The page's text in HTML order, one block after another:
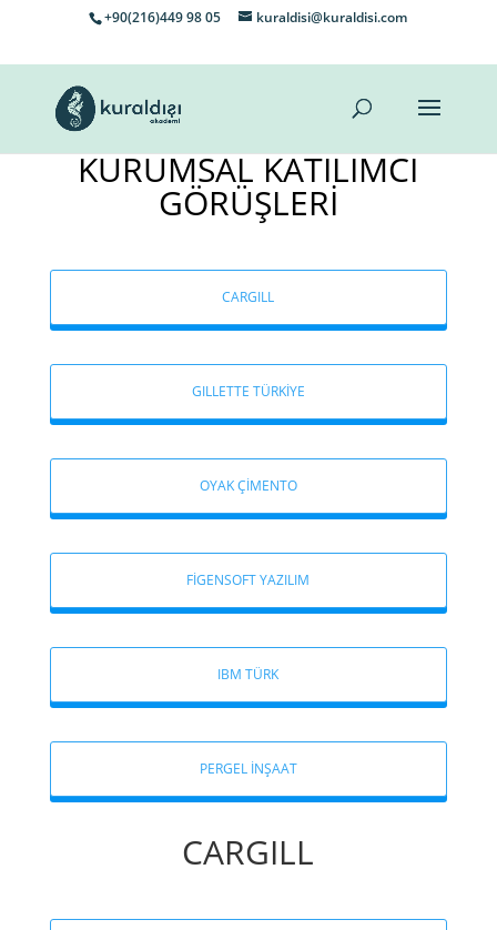
+90(216)449 98 05 kuraldisi@kuraldisi.com
KURUMSAL KATILIMCI
GÖRÜŞLERİ
CARGILL
GILLETTE TÜRKİYE
OYAK ÇİMENTO
FİGENSOFT YAZILIM
IBM TÜRK
PERGEL İNŞAAT
CARGILL